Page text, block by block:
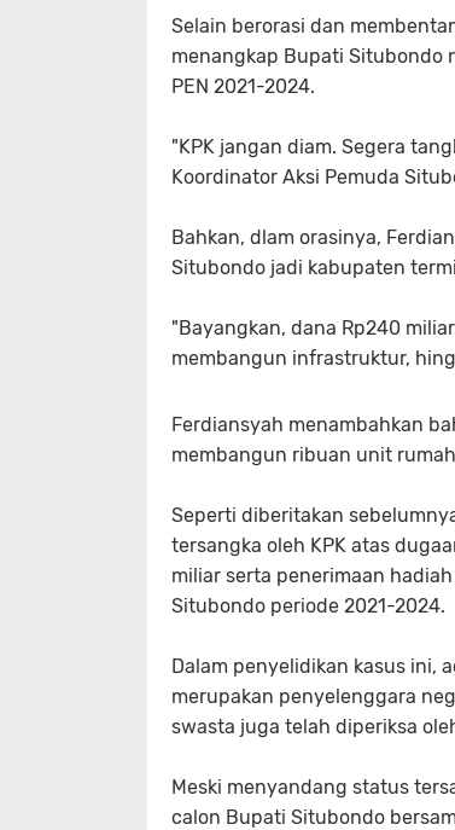
Selain berorasi dan
menangkap Bupati Situbondo
PEN 2021-2024.
"KPK jangan diam. Segera
Koordinator Aksi Pemuda
Bahkan, dlam orasinya,
Situbondo jadi kabupaten
"Bayangkan, dana Rp240
membangun infrastruktur,
Ferdiansyah menambahkan
membangun ribuan unit
Seperti diberitakan
tersangka oleh KPK atas
miliar serta penerimaan
Situbondo periode 2021-2024.
Dalam penyelidikan kasus ini,
merupakan penyelenggara
swasta juga telah diperiksa
Meski menyandang status
calon Bupati Situbondo